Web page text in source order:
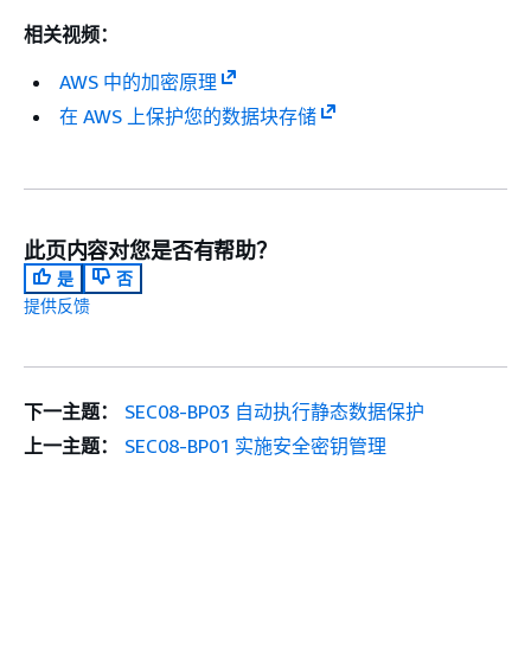
相关视频：
AWS 中的加密原理
在 AWS 上保护您的数据块存储
此页内容对您是否有帮助？
是
否
提供反馈
下一主题：
SEC08-BP03 自动执行静态数据保护
上一主题：
SEC08-BP01 实施安全密钥管理